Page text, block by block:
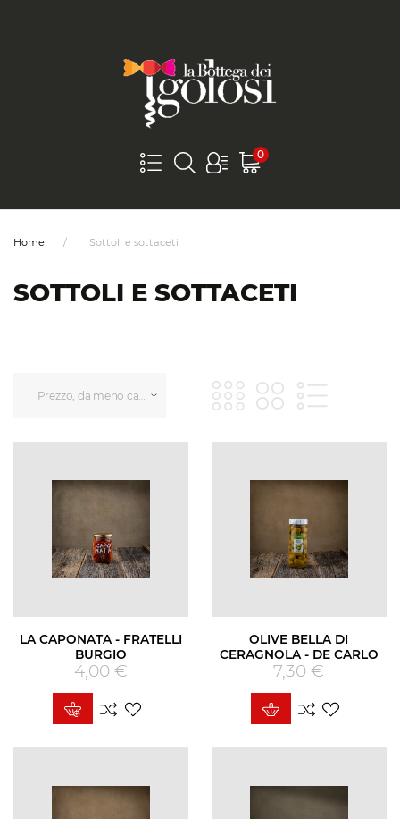
0
Home Sottoli e sottaceti
SOTTOLI E SOTTACETI
Prezzo, da meno caro a più caro
LA CAPONATA - FRATELLI
BURGIO
Prezzo
4,00 €
OLIVE BELLA DI
CERAGNOLA - DE CARLO
Prezzo
7,30 €